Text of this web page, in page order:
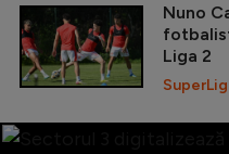
Nuno
Liga 2